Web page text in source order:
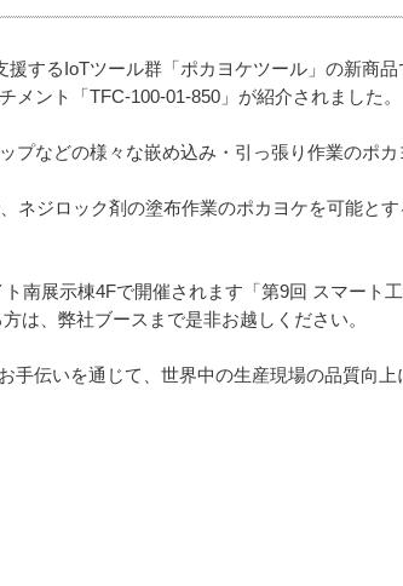
するIoTツール群「ポカヨケツール」の新商品
ント「TFC-100-01-850」が紹介されました。
プなどの様々な嵌め込み・引っ張り作業のポカ
ネジロック剤の塗布作業のポカヨケを可能と
南展示棟4Fで開催されます「第9回 スマート
は、弊社ブースまで是非お越しください。
手伝いを通じて、世界中の生産現場の品質向上